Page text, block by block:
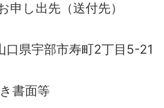
し出先（送付先）
口県宇部市寿町2丁目5-21
書面等